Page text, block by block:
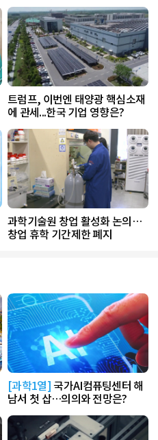
트럼프, 이번엔 태양광 핵심소재
에 관세...한국 기업 영향은?
과학기술원 창업 활성화 논의…
창업 휴학 기간제한 폐지
[과학1열] 국가AI컴퓨팅센터 해
남서 첫 삽…의의와 전망은?